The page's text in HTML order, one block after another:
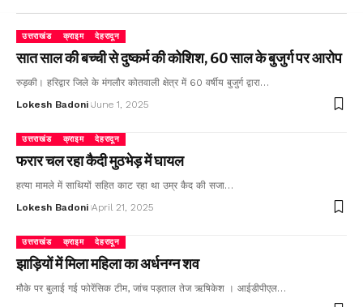
उत्तराखंड क्राइम देहरादून
सात साल की बच्ची से दुष्कर्म की कोशिश, 60 साल के बुजुर्ग पर आरोप
रुड़की। हरिद्वार जिले के मंगलौर कोतवाली क्षेत्र में 60 वर्षीय बुजुर्ग द्वारा…
Lokesh Badoni June 1, 2025
उत्तराखंड क्राइम देहरादून
फरार चल रहा कैदी मुठभेड़ में घायल
हत्या मामले में साथियों सहित काट रहा था उम्र कैद की सजा…
Lokesh Badoni April 21, 2025
उत्तराखंड क्राइम देहरादून
झाड़ियों में मिला महिला का अर्धनग्न शव
मौके पर बुलाई गई फोरेंसिक टीम, जांच पड़ताल तेज ऋषिकेश । आईडीपीएल…